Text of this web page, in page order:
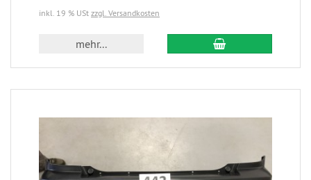
inkl. 19 % USt zzgl. Versandkosten
mehr...